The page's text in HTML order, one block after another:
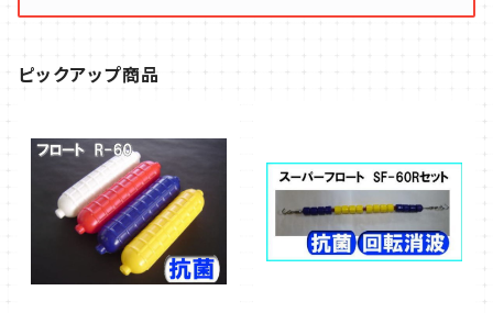
ピックアップ商品